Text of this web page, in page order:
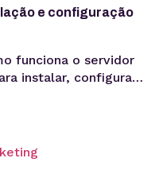
e configuração
funciona o servidor
instalar, configurar
é um passo
e